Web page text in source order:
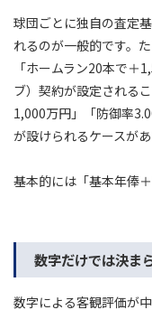
球団ごとに独自の査定
れるのが一般的です。
「ホームラン20本で＋
ブ）契約が設定される
1,000万円」「防御率
が設けられるケースがあ
基本的には「基本年俸
数字だけでは決ま
数字による客観評価が